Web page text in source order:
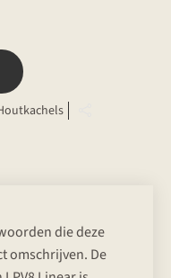
die deze
omschrijven. De